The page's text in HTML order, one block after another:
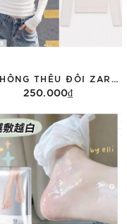
250.000₫
Tùy chọn